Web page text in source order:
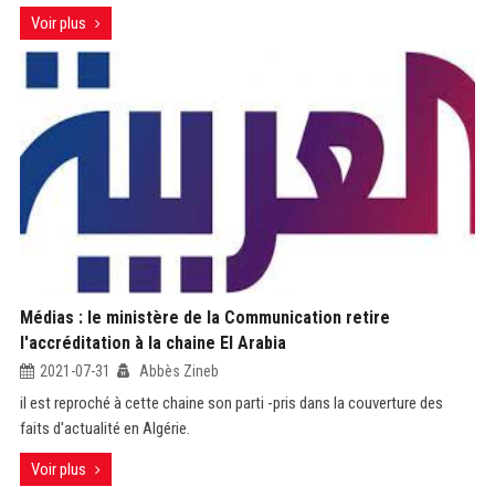
Voir plus
Médias : le ministère de la Communication retire
l'accréditation à la chaine El Arabia
2021-07-31 Abbès Zineb
il est reproché à cette chaine son parti -pris dans la couverture des
faits d'actualité en Algérie.
Voir plus